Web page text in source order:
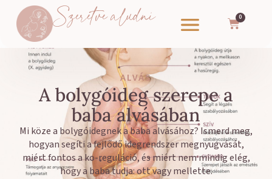
Szeretve aludni 0
ALVÁS
A bolygóideg szerepe a
baba alvásában
Mi köze a bolygóidegnek a baba alvásához? Ismerd meg,
hogyan segíti a fejlődő idegrendszer megnyugvását,
miért fontos a ko-reguláció, és miért nem mindig elég,
hogy a baba tudja: ott vagy mellette.